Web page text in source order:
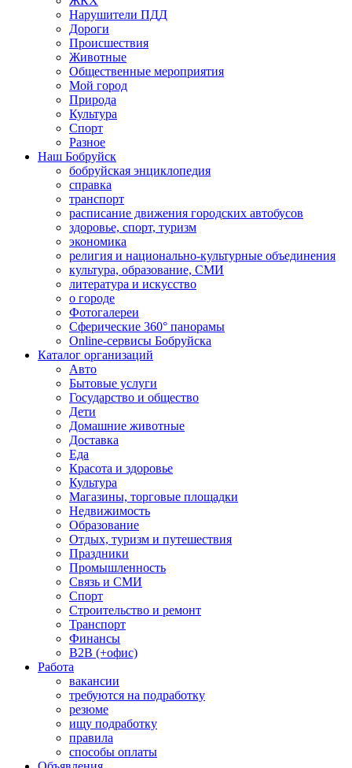
Нарушители ПДД
Дороги
Происшествия
Животные
Общественные мероприятия
Мой город
Природа
Культура
Спорт
Разное
Наш Бобруйск
бобруйская энциклопедия
справка
транспорт
расписание движения городских автобусов
здоровье, спорт, туризм
экономика
религия и национально-культурные объединения
культура, образование, СМИ
литература и искусство
о городе
Фотогалереи
Сферические 360° панорамы
Online-сервисы Бобруйска
Каталог организаций
Авто
Бытовые услуги
Государство и общество
Дети
Домашние животные
Доставка
Еда
Красота и здоровье
Культура
Магазины, торговые площадки
Недвижимость
Образование
Отдых, туризм и путешествия
Праздники
Промышленность
Связь и СМИ
Спорт
Строительство и ремонт
Транспорт
Финансы
B2B (+офис)
Работа
вакансии
требуются на подработку
резюме
ищу подработку
правила
способы оплаты